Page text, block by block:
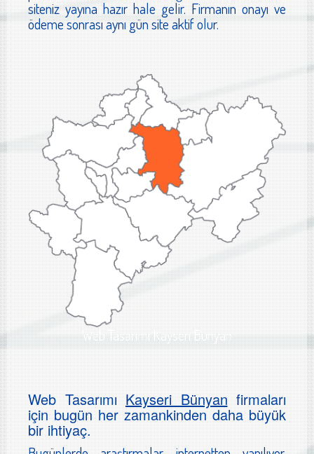
siteniz yayına hazır hale gelir. Firmanın onayı ve
ödeme sonrası aynı gün site aktif olur.
Web Tasarımı Kayseri Bünyan
Web TasarımıKayseri Bünyanfirmaları
için bugün her zamankinden daha büyük
bir ihtiyaç.